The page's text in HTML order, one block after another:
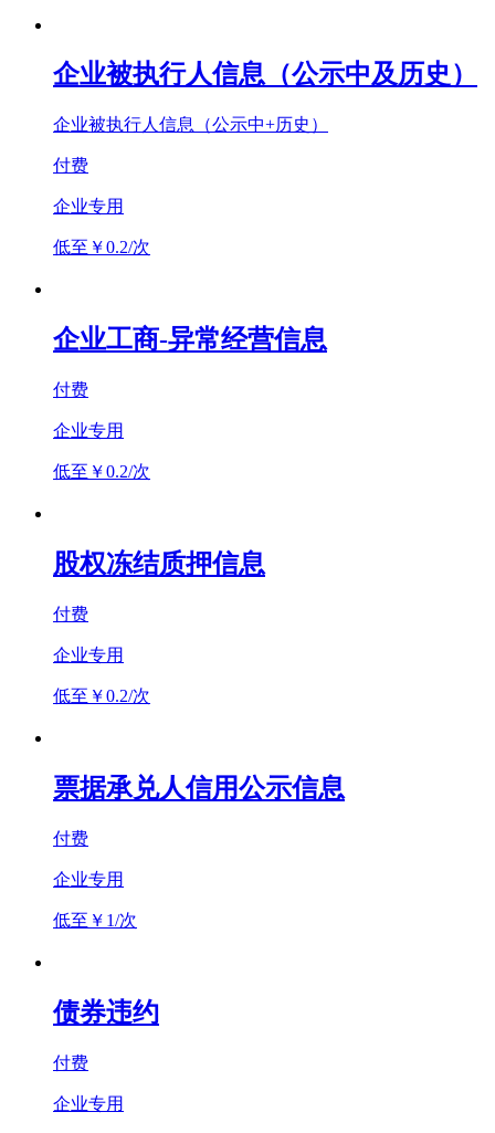
企业被执行人信息（公示中及历史）
企业被执行人信息（公示中+历史）
付费
企业专用
低至￥0.2/次
企业工商-异常经营信息
付费
企业专用
低至￥0.2/次
股权冻结质押信息
付费
企业专用
低至￥0.2/次
票据承兑人信用公示信息
付费
企业专用
低至￥1/次
债券违约
付费
企业专用